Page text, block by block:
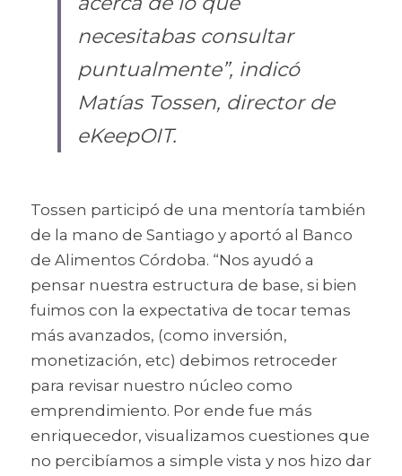
necesitabas consultar
puntualmente”, indicó
Matías Tossen, director de
eKeepOIT.
Tossen participó de una mentoría también
de la mano de Santiago y aportó al Banco
de Alimentos Córdoba. “Nos ayudó a
pensar nuestra estructura de base, si bien
fuimos con la expectativa de tocar temas
más avanzados, (como inversión,
monetización, etc) debimos retroceder
para revisar nuestro núcleo como
emprendimiento. Por ende fue más
enriquecedor, visualizamos cuestiones que
no percibíamos a simple vista y nos hizo dar